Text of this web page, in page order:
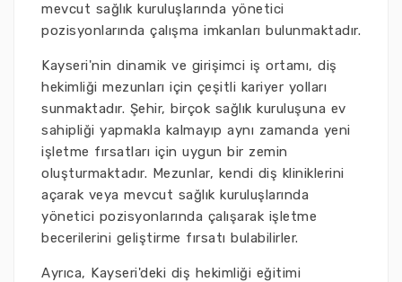
mevcut sağlık kuruluşlarında yönetici
pozisyonlarında çalışma imkanları bulunmaktadır.
Kayseri'nin dinamik ve girişimci iş ortamı, diş
hekimliği mezunları için çeşitli kariyer yolları
sunmaktadır. Şehir, birçok sağlık kuruluşuna ev
sahipliği yapmakla kalmayıp aynı zamanda yeni
işletme fırsatları için uygun bir zemin
oluşturmaktadır. Mezunlar, kendi diş kliniklerini
açarak veya mevcut sağlık kuruluşlarında
yönetici pozisyonlarında çalışarak işletme
becerilerini geliştirme fırsatı bulabilirler.
Ayrıca, Kayseri'deki diş hekimliği eğitimi